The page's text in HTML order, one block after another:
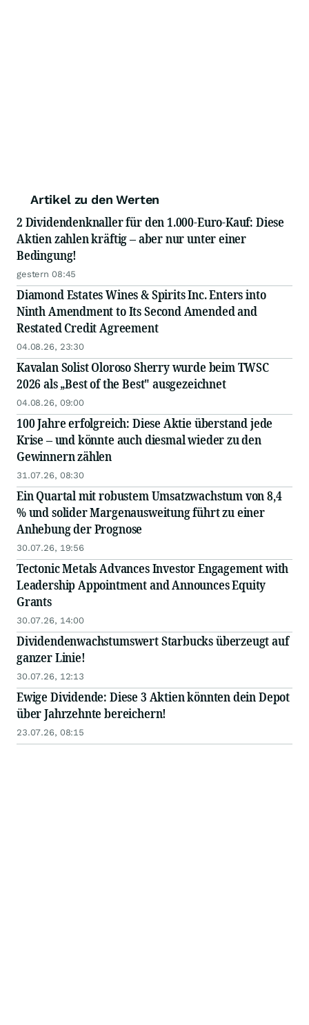
Artikel zu den Werten
2 Dividendenknaller für den 1.000-Euro-Kauf: Diese
Aktien zahlen kräftig – aber nur unter einer
Bedingung!
gestern 08:45
Diamond Estates Wines & Spirits Inc. Enters into
Ninth Amendment to Its Second Amended and
Restated Credit Agreement
04.08.26, 23:30
Kavalan Solist Oloroso Sherry wurde beim TWSC
2026 als „Best of the Best" ausgezeichnet
04.08.26, 09:00
100 Jahre erfolgreich: Diese Aktie überstand jede
Krise – und könnte auch diesmal wieder zu den
Gewinnern zählen
31.07.26, 08:30
Ein Quartal mit robustem Umsatzwachstum von 8,4
% und solider Margenausweitung führt zu einer
Anhebung der Prognose
30.07.26, 19:56
Tectonic Metals Advances Investor Engagement with
Leadership Appointment and Announces Equity
Grants
30.07.26, 14:00
Dividendenwachstumswert Starbucks überzeugt auf
ganzer Linie!
30.07.26, 12:13
Ewige Dividende: Diese 3 Aktien könnten dein Depot
über Jahrzehnte bereichern!
23.07.26, 08:15